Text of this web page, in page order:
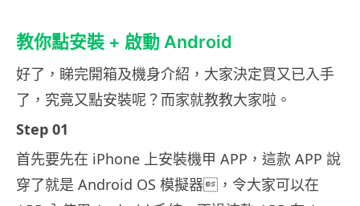
教你點安裝 + 啟動 Android
好了，睇完開箱及機身介紹，大家決定買又已入手
了，究竟又點安裝呢？而家就教教大家啦。
Step 01
首先要先在 iPhone 上安裝機甲 APP，這款 APP 說
穿了就是 Android OS 模擬器，令大家可以在